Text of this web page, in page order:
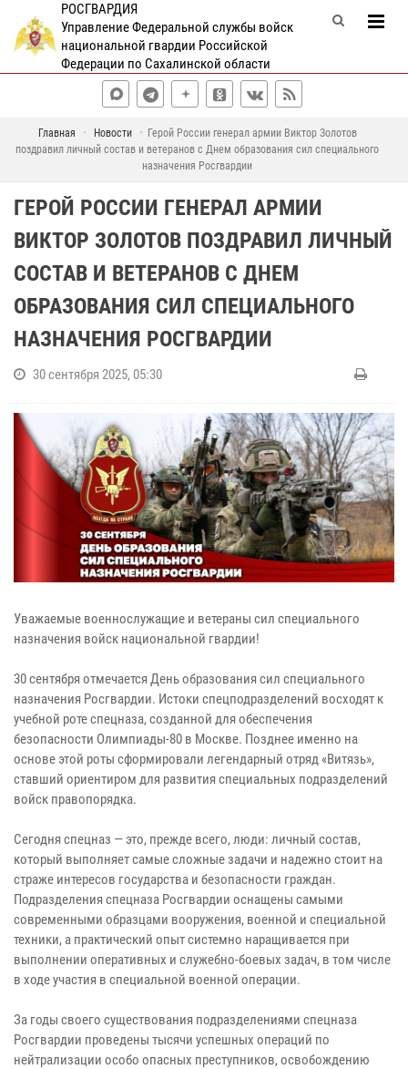
РОСГВАРДИЯ
Управление Федеральной службы войск
национальной гвардии Российской
Федерации по Сахалинской области
Главная Новости
Герой России генерал армии Виктор Золотов
поздравил личный состав и ветеранов с Днем образования сил специального
назначения Росгвардии
ГЕРОЙ РОССИИ ГЕНЕРАЛ АРМИИ
ВИКТОР ЗОЛОТОВ ПОЗДРАВИЛ ЛИЧНЫЙ
СОСТАВ И ВЕТЕРАНОВ С ДНЕМ
ОБРАЗОВАНИЯ СИЛ СПЕЦИАЛЬНОГО
НАЗНАЧЕНИЯ РОСГВАРДИИ
30 сентября 2025, 05:30
Уважаемые военнослужащие и ветераны сил специального
назначения войск национальной гвардии!
30 сентября отмечается День образования сил специального
назначения Росгвардии. Истоки спецподразделений восходят к
учебной роте спецназа, созданной для обеспечения
безопасности Олимпиады-80 в Москве. Позднее именно на
основе этой роты сформировали легендарный отряд «Витязь»,
ставший ориентиром для развития специальных подразделений
войск правопорядка.
Сегодня спецназ — это, прежде всего, люди: личный состав,
который выполняет самые сложные задачи и надежно стоит на
страже интересов государства и безопасности граждан.
Подразделения спецназа Росгвардии оснащены самыми
современными образцами вооружения, военной и специальной
техники, а практический опыт системно наращивается при
выполнении оперативных и служебно-боевых задач, в том числе
в ходе участия в специальной военной операции.
За годы своего существования подразделениями спецназа
Росгвардии проведены тысячи успешных операций по
нейтрализации особо опасных преступников, освобождению